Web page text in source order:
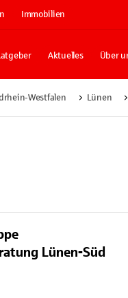
Immobilien
Aktuelles Über
Westfalen Lünen
Lünen-Süd